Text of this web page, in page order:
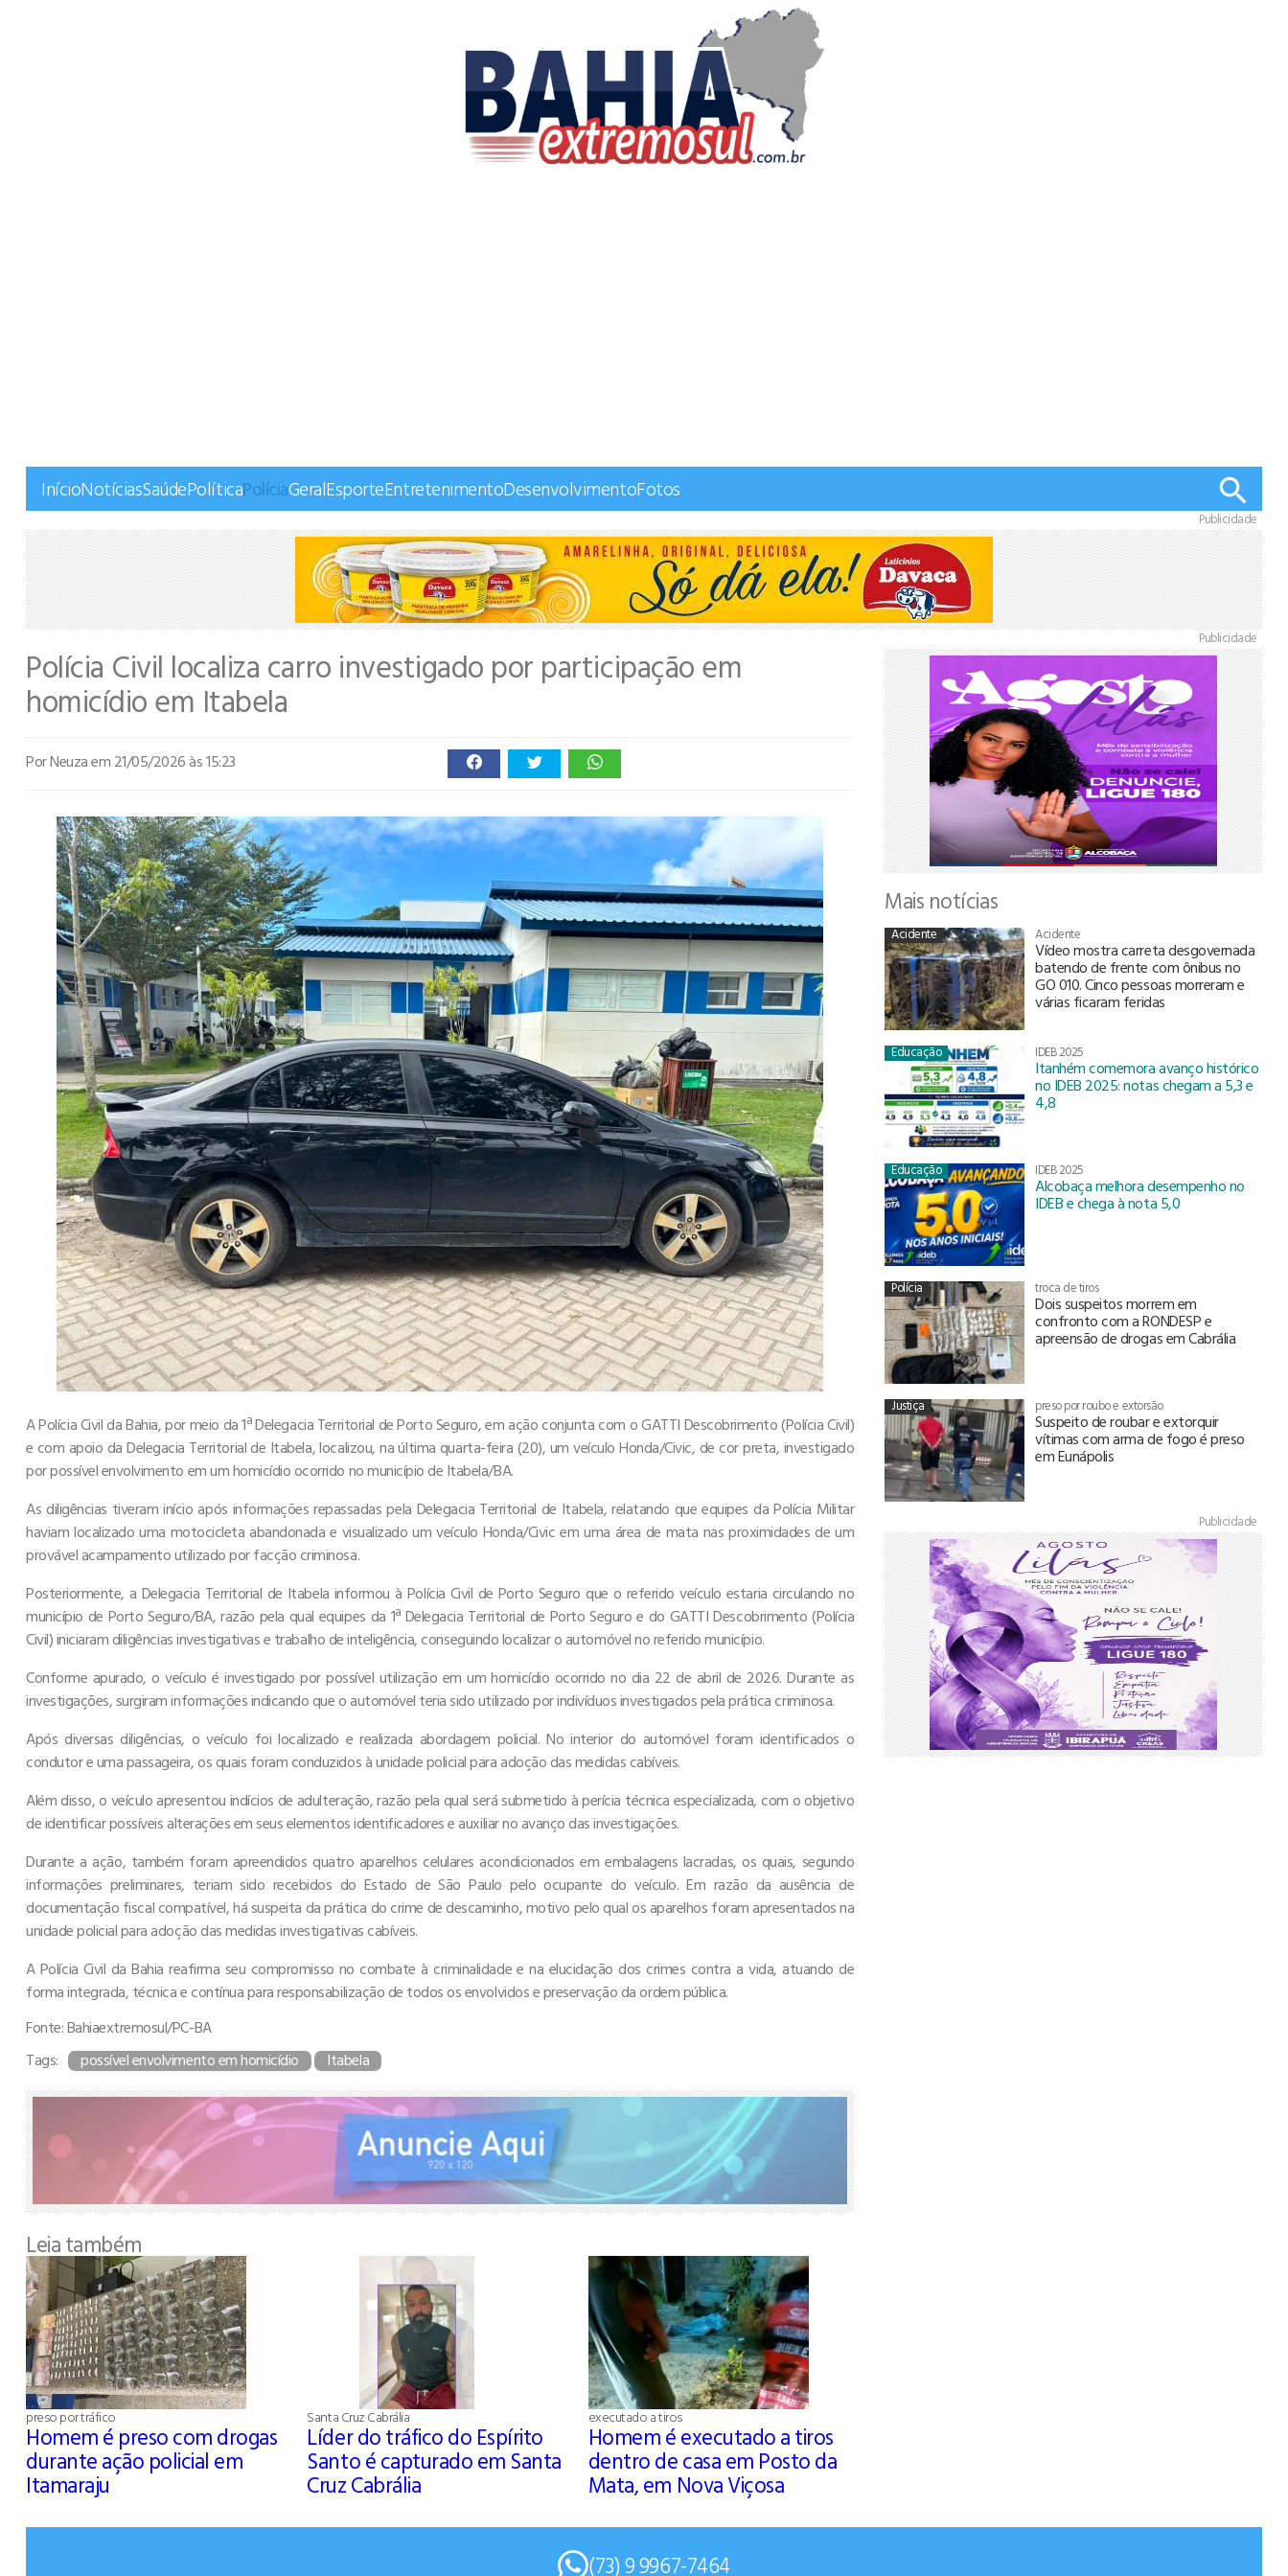
InícioNotíciasSaúdePolíticaPolíciaGeralEsporteEntretenimentoDesenvolvimentoFotos
Publicidade
Polícia Civil localiza carro investigado por participação em
homicídio em Itabela
Por Neuzaem 21/05/2026 às 15:23
A Polícia Civil da Bahia, por meio da 1ª Delegacia Territorial de Porto Seguro, em ação conjunta com o GATTI Descobrimento (Polícia Civil)
e com apoio da Delegacia Territorial de Itabela, localizou, na última quarta-feira (20), um veículo Honda/Civic, de cor preta, investigado
por possível envolvimento em um homicídio ocorrido no município de Itabela/BA.
As diligências tiveram início após informações repassadas pela Delegacia Territorial de Itabela, relatando que equipes da Polícia Militar
haviam localizado uma motocicleta abandonada e visualizado um veículo Honda/Civic em uma área de mata nas proximidades de um
provável acampamento utilizado por facção criminosa.
Posteriormente, a Delegacia Territorial de Itabela informou à Polícia Civil de Porto Seguro que o referido veículo estaria circulando no
município de Porto Seguro/BA, razão pela qual equipes da 1ª Delegacia Territorial de Porto Seguro e do GATTI Descobrimento (Polícia
Civil) iniciaram diligências investigativas e trabalho de inteligência, conseguindo localizar o automóvel no referido município.
Conforme apurado, o veículo é investigado por possível utilização em um homicídio ocorrido no dia 22 de abril de 2026. Durante as
investigações, surgiram informações indicando que o automóvel teria sido utilizado por indivíduos investigados pela prática criminosa.
Após diversas diligências, o veículo foi localizado e realizada abordagem policial. No interior do automóvel foram identificados o
condutor e uma passageira, os quais foram conduzidos à unidade policial para adoção das medidas cabíveis.
Além disso, o veículo apresentou indícios de adulteração, razão pela qual será submetido à perícia técnica especializada, com o objetivo
de identificar possíveis alterações em seus elementos identificadores e auxiliar no avanço das investigações.
Durante a ação, também foram apreendidos quatro aparelhos celulares acondicionados em embalagens lacradas, os quais, segundo
informações preliminares, teriam sido recebidos do Estado de São Paulo pelo ocupante do veículo. Em razão da ausência de
documentação fiscal compatível, há suspeita da prática do crime de descaminho, motivo pelo qual os aparelhos foram apresentados na
unidade policial para adoção das medidas investigativas cabíveis.
A Polícia Civil da Bahia reafirma seu compromisso no combate à criminalidade e na elucidação dos crimes contra a vida, atuando de
forma integrada, técnica e contínua para responsabilização de todos os envolvidos e preservação da ordem pública.
Fonte: Bahiaextremosul/PC-BA
Tags:
possível envolvimento em homicídio Itabela
Leia também
preso por tráfico
Homem é preso com drogas
durante ação policial em
Itamaraju
Santa Cruz Cabrália
Líder do tráfico do Espírito
Santo é capturado em Santa
Cruz Cabrália
executado a tiros
Homem é executado a tiros
dentro de casa em Posto da
Mata, em Nova Viçosa
Publicidade
Mais notícias
Acidente Acidente
Vídeo mostra carreta desgovernada
batendo de frente com ônibus no
GO 010. Cinco pessoas morreram e
várias ficaram feridas
Educação IDEB 2025
Itanhém comemora avanço histórico
no IDEB 2025: notas chegam a 5,3 e
4,8
Educação IDEB 2025
Alcobaça melhora desempenho no
IDEB e chega à nota 5,0
Polícia troca de tiros
Dois suspeitos morrem em
confronto com a RONDESP e
apreensão de drogas em Cabrália
Justiça preso por roubo e extorsão
Suspeito de roubar e extorquir
vítimas com arma de fogo é preso
em Eunápolis
Publicidade
(73) 9 9967-7464